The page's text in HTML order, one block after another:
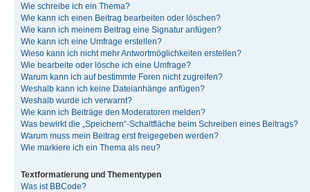
Wie schreibe ich ein Thema?
Wie kann ich einen Beitrag bearbeiten oder löschen?
Wie kann ich meinem Beitrag eine Signatur anfügen?
Wie kann ich eine Umfrage erstellen?
Wieso kann ich nicht mehr Antwortmöglichkeiten erstellen?
Wie bearbeite oder lösche ich eine Umfrage?
Warum kann ich auf bestimmte Foren nicht zugreifen?
Weshalb kann ich keine Dateianhänge anfügen?
Weshalb wurde ich verwarnt?
Wie kann ich Beiträge den Moderatoren melden?
Was bewirkt die „Speichern“-Schaltfläche beim Schreiben eines Beitrags?
Warum muss mein Beitrag erst freigegeben werden?
Wie markiere ich ein Thema als neu?
Textformatierung und Thementypen
Was ist BBCode?